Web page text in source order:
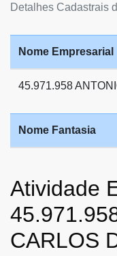
Detalhes Cadastrais
Nome Empresarial
45.971.958
Nome Fantasia
Atividade
CARLOS